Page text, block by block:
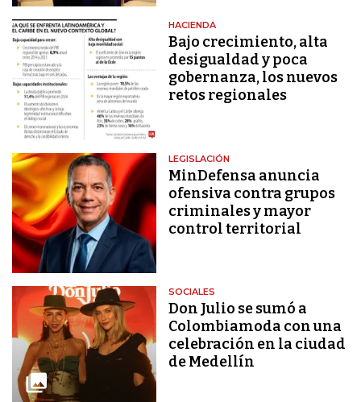
HACIENDA
Bajo crecimiento, alta
desigualdad y poca
gobernanza, los nuevos
retos regionales
LEGISLACIÓN
MinDefensa anuncia
ofensiva contra grupos
criminales y mayor
control territorial
SOCIALES
Don Julio se sumó a
Colombiamoda con una
celebración en la ciudad
de Medellín